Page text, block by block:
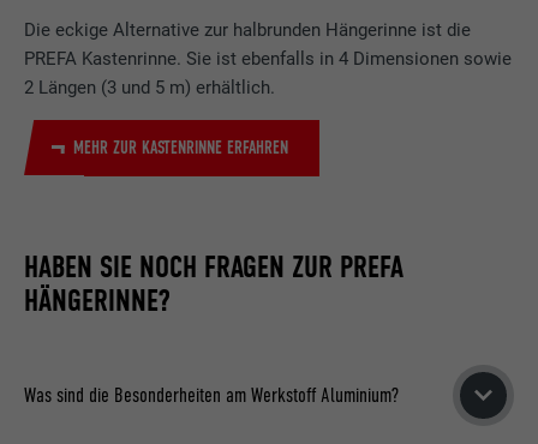
Die eckige Alternative zur halbrunden Hängerinne ist die
PREFA Kastenrinne. Sie ist ebenfalls in 4 Dimensionen sowie
2 Längen (3 und 5 m) erhältlich.
MEHR ZUR KASTENRINNE ERFAHREN
HABEN SIE NOCH FRAGEN ZUR PREFA
HÄNGERINNE?
Was sind die Besonderheiten am Werkstoff Aluminium?